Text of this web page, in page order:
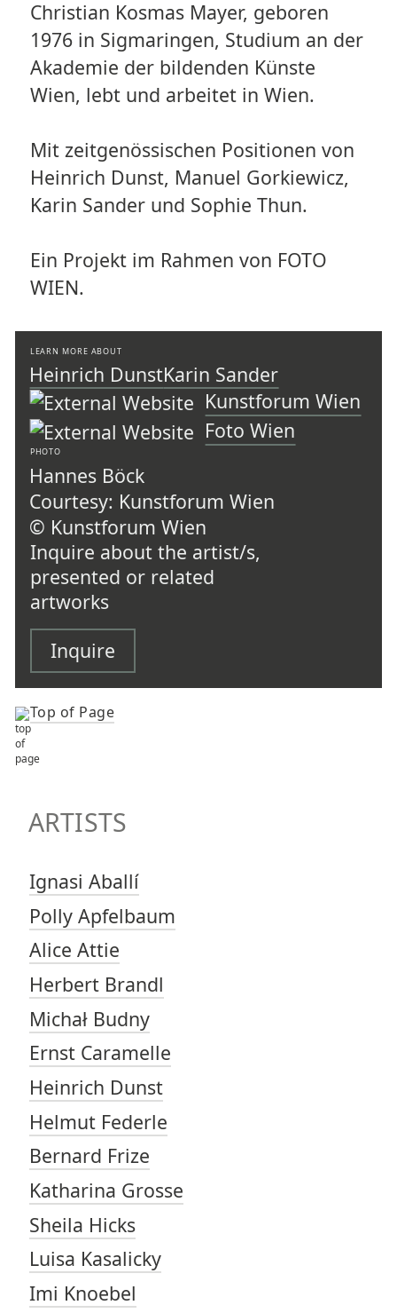
Christian Kosmas Mayer, geboren
1976 in Sigmaringen, Studium an der
Akademie der bildenden Künste
Wien, lebt und arbeitet in Wien.
Mit zeitgenössischen Positionen von
Heinrich Dunst, Manuel Gorkiewicz,
Karin Sander und Sophie Thun.
Ein Projekt im Rahmen von FOTO
WIEN.
LEARN MORE ABOUT
Heinrich DunstKarin Sander
Kunstforum Wien
Foto Wien
PHOTO
Hannes Böck
Courtesy: Kunstforum Wien
© Kunstforum Wien
Inquire about the artist/s,
presented or related
artworks
Inquire
Top of Page
ARTISTS
Ignasi Aballí
Polly Apfelbaum
Alice Attie
Herbert Brandl
Michał Budny
Ernst Caramelle
Heinrich Dunst
Helmut Federle
Bernard Frize
Katharina Grosse
Sheila Hicks
Luisa Kasalicky
Imi Knoebel